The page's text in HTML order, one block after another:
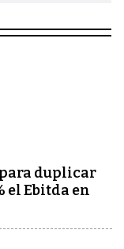
duplicar
el Ebitda en